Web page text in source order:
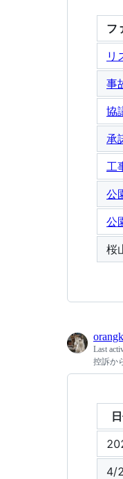
フ
リ
事
協
承
工
公
公
桜
Last
控訴か
4/